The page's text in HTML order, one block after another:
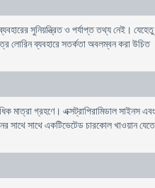
সুনিয়ন্ত্রিত ও পর্যাপ্ত তথ্য নেই। যেহেতু
লোরিন ব্যবহারে সতর্কতা অবলম্বন করা উচিত
মাত্রা গ্রহণে। এক্সট্রাপিরামিডাল
সাথে একটিভেটেড চারকোল খাওয়ান যেতে